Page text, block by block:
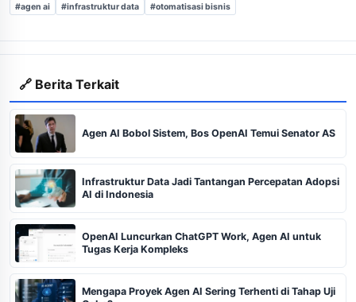
#agen ai #infrastruktur data #otomatisasi bisnis
🔗 Berita Terkait
Agen AI Bobol Sistem, Bos OpenAI Temui Senator AS
Infrastruktur Data Jadi Tantangan Percepatan Adopsi
AI di Indonesia
OpenAI Luncurkan ChatGPT Work, Agen AI untuk
Tugas Kerja Kompleks
Mengapa Proyek Agen AI Sering Terhenti di Tahap Uji